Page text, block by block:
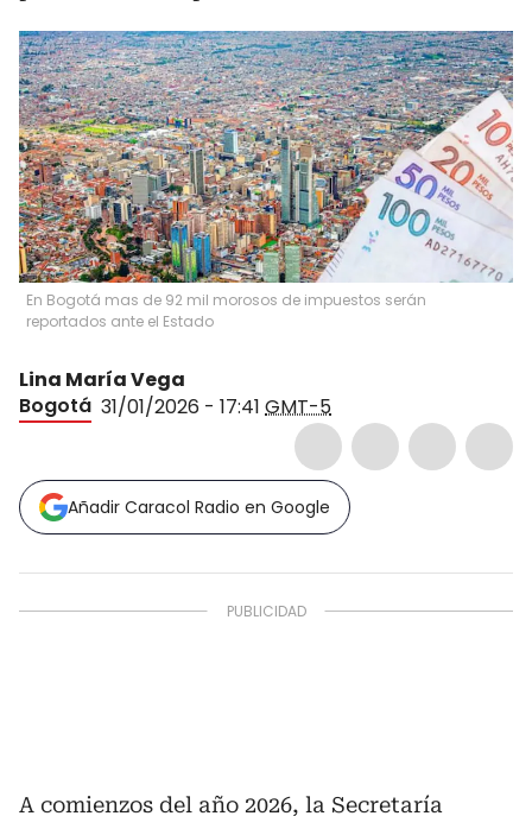
En Bogotá mas de 92 mil morosos de impuestos serán
reportados ante el Estado
Lina María Vega
Bogotá 31/01/2026 - 17:41 GMT-5
Añadir Caracol Radio en Google
A comienzos del año 2026, la Secretaría